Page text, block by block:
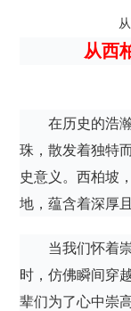
从西
在历史的浩
珠，散发着独特
史意义。西柏坡
地，蕴含着深厚
当我们怀着
时，仿佛瞬间穿
辈们为了心中崇